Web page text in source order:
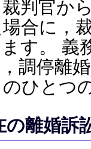
判官か
合に，
す。 義
調停離
ひとつ
離婚訴